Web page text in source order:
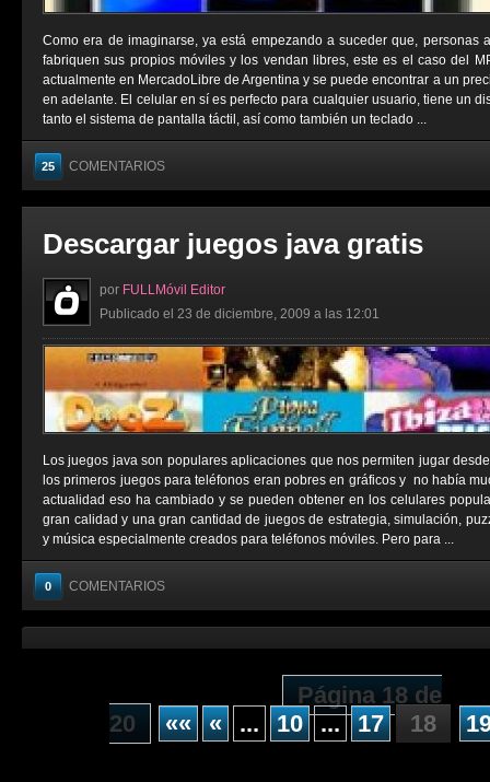
Como era de imaginarse, ya está empezando a suceder que, personas
fabriquen sus propios móviles y los vendan libres, este es el caso del
actualmente en MercadoLibre de Argentina y se puede encontrar a un
en adelante. El celular en sí es perfecto para cualquier usuario, tiene un
tanto el sistema de pantalla táctil, así como también un teclado ...
25 COMENTARIOS
Descargar juegos java gratis
por FULLMóvil Editor
Publicado el 23 de diciembre, 2009 a las 12:01
Los juegos java son populares aplicaciones que nos permiten jugar
los primeros juegos para teléfonos eran pobres en gráficos y no había
actualidad eso ha cambiado y se pueden obtener en los celulares
gran calidad y una gran cantidad de juegos de estrategia, simulación,
y música especialmente creados para teléfonos móviles. Pero para ...
0 COMENTARIOS
Página 18 de
20
«« « ... 10 ... 17 18